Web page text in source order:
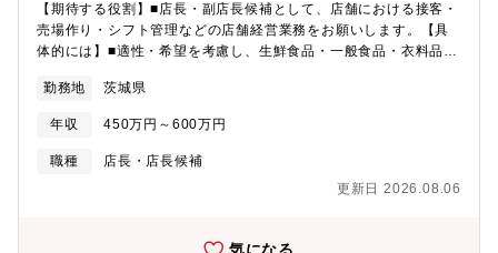
【期待する役割】■店長・副店長候補として、店舗における接客・
売場作り・シフト管理などの店舗経営業務をお願いします。【具
体的には】■適性・希望を考慮し、生鮮食品・一般食品・衣料品・
うなレイアウトの考案・陳列※マネジメント業務など店舗運営・
経営に関する幅広い業務を担当頂きます。【 勤務時間例 】・7：
50～17：10（実働8時間／休憩80分）・9：50～19：10（実働8
時間／休憩80分）・10：50～20：10（実働8時間／休憩80分
ウトに沿って並べますが、「ここはこうした方がいい。」という
だけの仕事ができるのかが大切です。【研修・教育制度の充実】■
勤務地 茨城県
年収 450万円～600万円
職種
店長・店長候補
更新日 2026.08.06